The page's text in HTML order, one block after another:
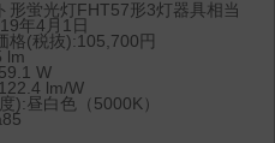
形蛍光灯FHT57形3灯器具相当
年4月1日
格(税抜):105,700円
lm
W
lm/W
):昼白色（5000K）